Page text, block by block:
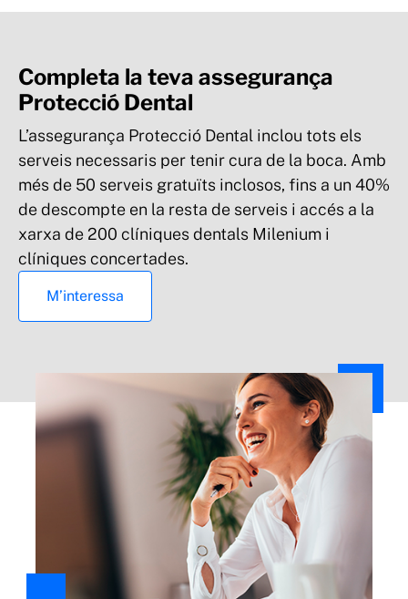
Completa la teva assegurança
Protecció Dental
L’assegurança Protecció Dental inclou tots els
serveis necessaris per tenir cura de la boca. Amb
més de 50 serveis gratuïts inclosos, fins a un 40%
de descompte en la resta de serveis i accés a la
xarxa de 200 clíniques dentals Milenium i
clíniques concertades.
M’interessa